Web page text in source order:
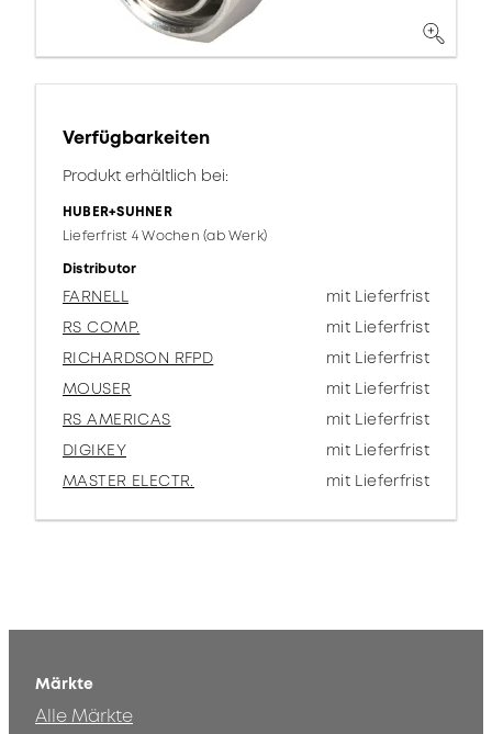
Verfügbarkeiten
Produkt erhältlich bei:
HUBER+SUHNER
Lieferfrist 4 Wochen (ab Werk)
Distributor
FARNELL
mit Lieferfrist
RS COMP.
mit Lieferfrist
RICHARDSON RFPD
mit Lieferfrist
MOUSER
mit Lieferfrist
RS AMERICAS
mit Lieferfrist
DIGIKEY
mit Lieferfrist
MASTER ELECTR.
mit Lieferfrist
Märkte
Alle Märkte